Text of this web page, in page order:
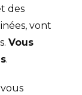
des
vont
Vous
.